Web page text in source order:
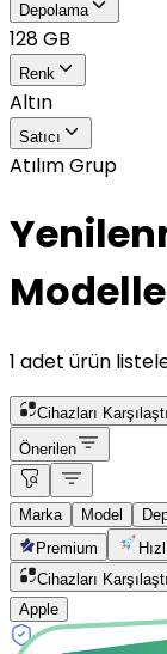
Depolama
128 GB
Renk
Altın
Satıcı
Atılım Grup
1 adet ürün
Cihazları
Önerilen
Marka Model
Premium
Cihazları
Apple